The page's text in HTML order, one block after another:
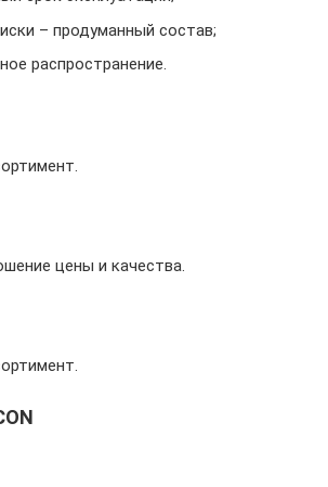
– продуманный состав;
распространение.
цены и качества.